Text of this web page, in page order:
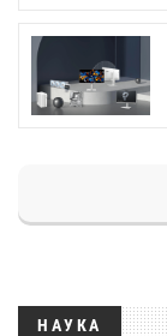
НАУКА